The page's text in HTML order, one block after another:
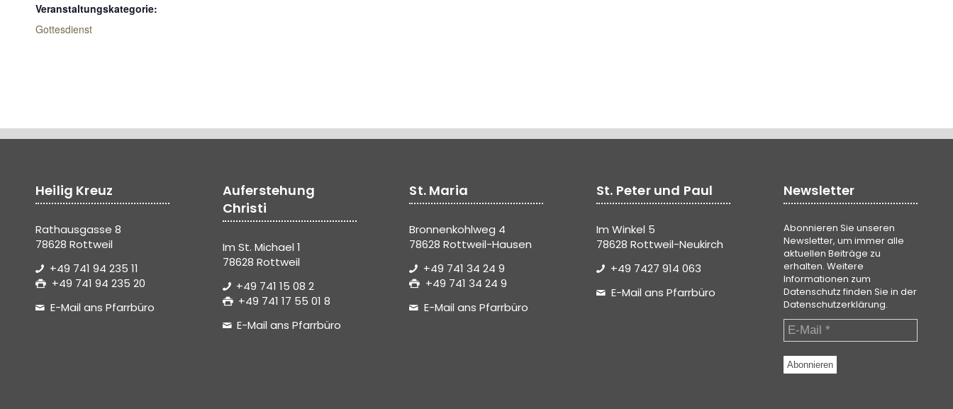
Veranstaltungskategorie:
Gottesdienst
Heilig Kreuz
Rathausgasse 8
78628 Rottweil
+49 741 94 235 11
+49 741 94 235 20
E-Mail ans Pfarrbüro
Auferstehung
Christi
Im St. Michael 1
78628 Rottweil
+49 741 15 08 2
+49 741 17 55 01 8
E-Mail ans Pfarrbüro
St. Maria
Bronnenkohlweg 4
78628 Rottweil-Hausen
+49 741 34 24 9
+49 741 34 24 9
E-Mail ans Pfarrbüro
St. Peter und Paul
Im Winkel 5
78628 Rottweil-Neukirch
+49 7427 914 063
E-Mail ans Pfarrbüro
Newsletter
Abonnieren Sie unseren
Newsletter, um immer alle
aktuellen Beiträge zu
erhalten. Weitere
Informationen zum
Datenschutz finden Sie in der
Datenschutzerklärung.